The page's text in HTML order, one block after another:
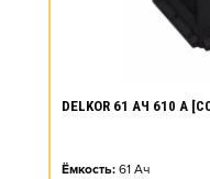
DELKOR 61 АЧ 610 А
Ёмкость: 61 Ач